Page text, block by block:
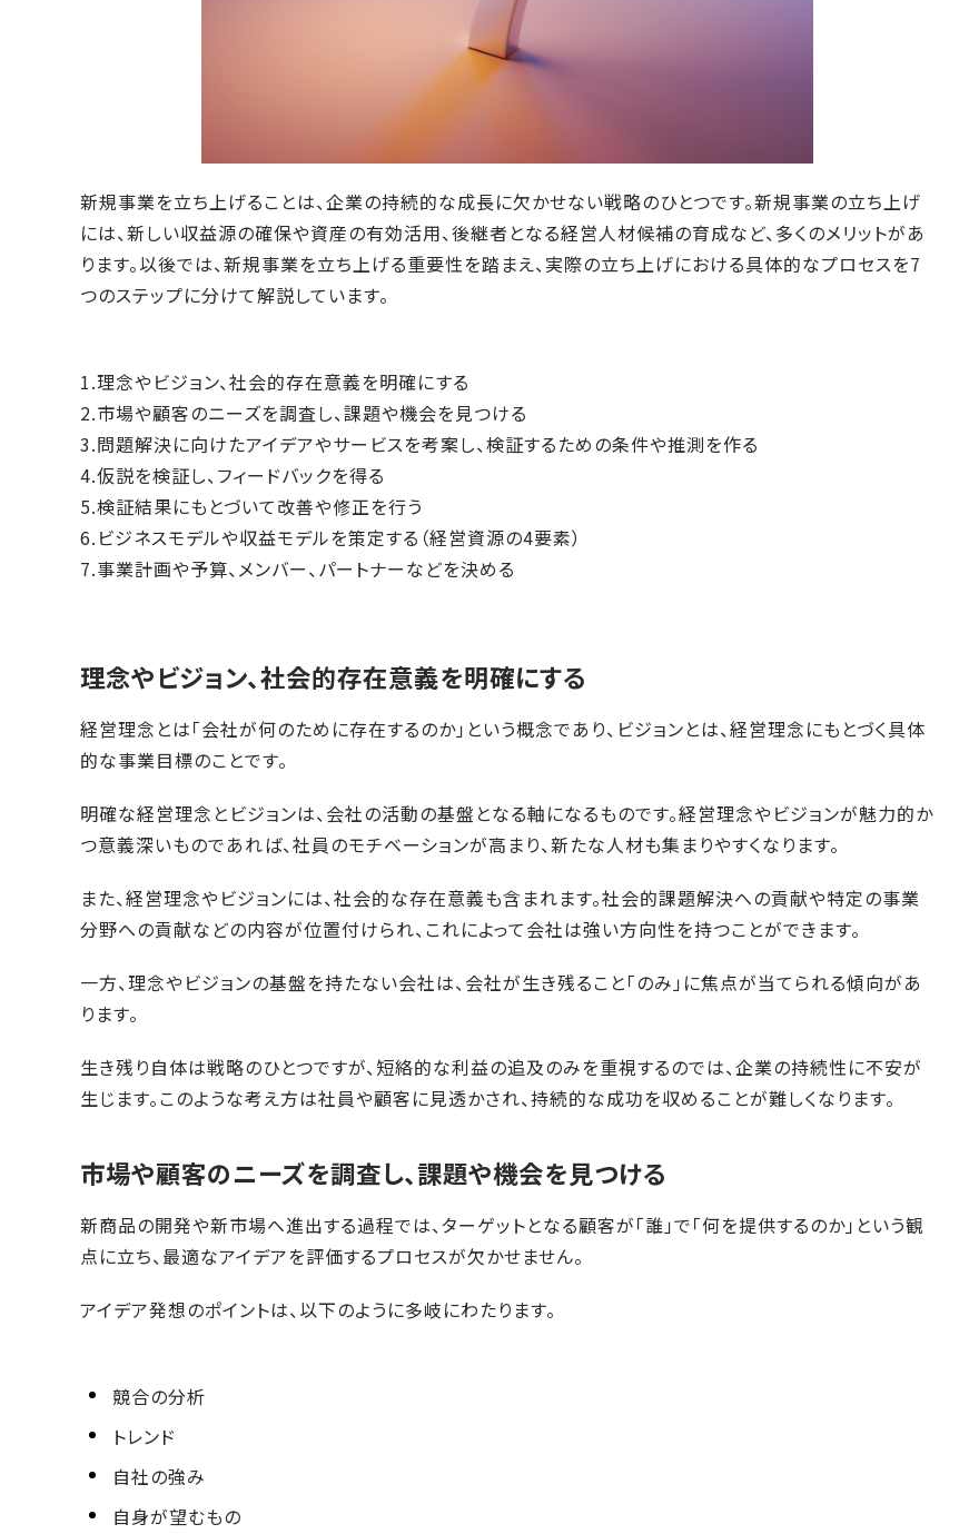
新規事業を立ち上げることは、企業の持続的な成長に欠かせない戦略のひとつです。新規事業の立ち上げ
には、新しい収益源の確保や資産の有効活用、後継者となる経営人材候補の育成など、多くのメリットがあ
ります。以後では、新規事業を立ち上げる重要性を踏まえ、実際の立ち上げにおける具体的なプロセスを7
つのステップに分けて解説しています。
1.理念やビジョン、社会的存在意義を明確にする
2.市場や顧客のニーズを調査し、課題や機会を見つける
3.問題解決に向けたアイデアやサービスを考案し、検証するための条件や推測を作る
4.仮説を検証し、フィードバックを得る
5.検証結果にもとづいて改善や修正を行う
6.ビジネスモデルや収益モデルを策定する（経営資源の4要素）
7.事業計画や予算、メンバー、パートナーなどを決める
理念やビジョン、社会的存在意義を明確にする
経営理念とは「会社が何のために存在するのか」という概念であり、ビジョンとは、経営理念にもとづく具体
的な事業目標のことです。
明確な経営理念とビジョンは、会社の活動の基盤となる軸になるものです。経営理念やビジョンが魅力的か
つ意義深いものであれば、社員のモチベーションが高まり、新たな人材も集まりやすくなります。
また、経営理念やビジョンには、社会的な存在意義も含まれます。社会的課題解決への貢献や特定の事業
分野への貢献などの内容が位置付けられ、これによって会社は強い方向性を持つことができます。
一方、理念やビジョンの基盤を持たない会社は、会社が生き残ること「のみ」に焦点が当てられる傾向があ
ります。
生き残り自体は戦略のひとつですが、短絡的な利益の追及のみを重視するのでは、企業の持続性に不安が
生じます。このような考え方は社員や顧客に見透かされ、持続的な成功を収めることが難しくなります。
市場や顧客のニーズを調査し、課題や機会を見つける
新商品の開発や新市場へ進出する過程では、ターゲットとなる顧客が「誰」で「何を提供するのか」という観
点に立ち、最適なアイデアを評価するプロセスが欠かせません。
アイデア発想のポイントは、以下のように多岐にわたります。
競合の分析
トレンド
自社の強み
自身が望むもの